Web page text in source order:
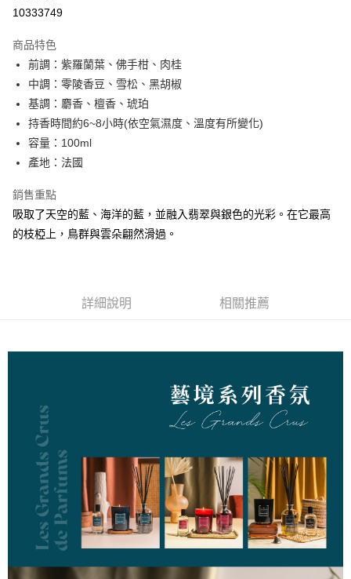
全盈+PAY
AFTEE先享後付
相關說明
AFTEE先享後付是「在收到商品之後才付款」的支付方式。 讓您購物簡單
便利好安心！
１．簡單：不需註冊會員、不需綁卡、不需儲值。
２．便利：只要手機號碼，簡訊認證，即可結帳。
３．安心：先確認商品／服務後，再付款。
１．於結帳方式選擇「AFTEE先享後付」後，將跳轉至「AFTEE先享後付」
結帳頁面，進行簡訊認證並確認金額後，即可完成結帳。
２．訂單成立數日內，您將收到繳費通知簡訊。
３．收到繳費通知簡訊後14天內，點擊此簡訊中的連結，可透過四大超商／
ATM／網路銀行／等多元方式進行付款，方視為交易完成。
※ 交易是否成功請以「AFTEE先享後付 」之結帳頁面顯示為準，若有關於
易，需依本服務之必要範圍內提供個人資料，並將交易相關給付款項請求債
２．關於個人資料處理事宜，請瀏覽以下網址：
https://aftee.tw/terms/#terms3
３．未成年的使用者請事先徵得法定代理人或監護人之同意方可使用
「AFTEE先享後付」，若未經同意申辦者引起之損失，本公司不負相關責
４．使用「AFTEE先享後付」時，將依據個別帳號之用戶狀況，依本公司即
時審查核予不同之上限額度；若仍有額度不足之情形，本公司將視審查結果
請求用戶進行身份認證。
５．嚴禁一人註冊多個帳號或使用他人資訊註冊。若發現惡意使用之情形，
恩沛科技股份有限公司將有權停止該用戶之使用額度並採取法律行動。
全家取貨付款
每筆NT$60，滿NT$800(含以上)免運費
付款後全家取貨
每筆NT$60，滿NT$800(含以上)免運費
7-11取貨付款
每筆NT$60，滿NT$800(含以上)免運費
10333749
商品特色
前調：紫羅蘭葉、佛手柑、肉桂
中調：零陵香豆、雪松、黑胡椒
基調：麝香、檀香、琥珀
持香時間約6~8小時(依空氣濕度、溫度有所變化)
容量：100ml
產地：法國
銷售重點
吸取了天空的藍、海洋的藍，並融入翡翠與銀色的光彩。在它最高
的枝椏上，鳥群與雲朵翩然滑過。
詳細說明 相關推薦